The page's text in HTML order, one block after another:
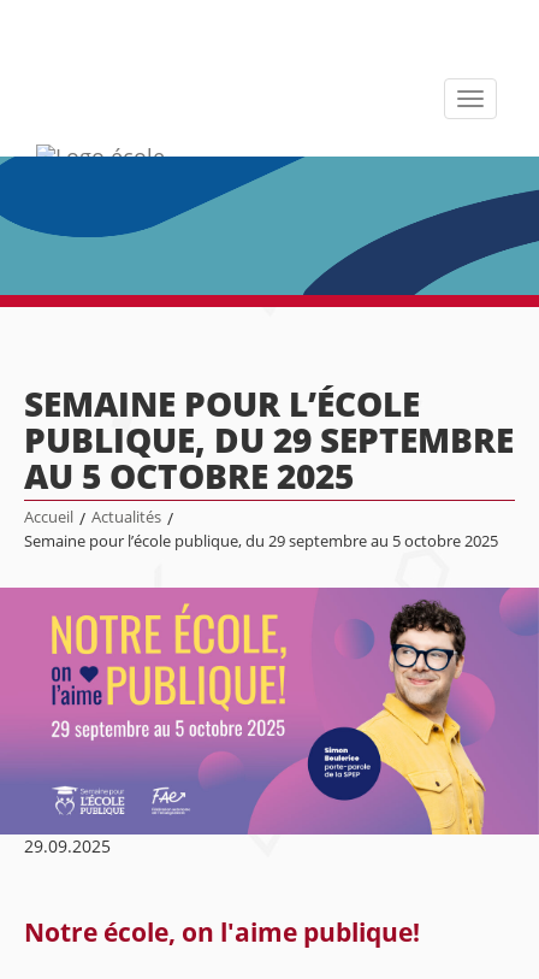
Toggle
SEMAINE POUR L’ÉCOLE
PUBLIQUE, DU 29 SEPTEMBRE
AU 5 OCTOBRE 2025
Accueil / Actualités /
Semaine pour l’école publique, du 29 septembre au 5 octobre 2025
29.09.2025
Notre école, on l'aime publique!